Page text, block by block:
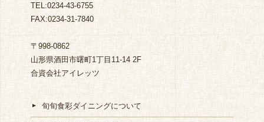
TEL:0234-43-6755
FAX:0234-31-7840
〒998-0862
山形県酒田市曙町1丁目11-14 2F
合資会社アイレッツ
旬旬食彩ダイニングについて